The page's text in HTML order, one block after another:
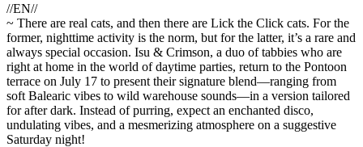
//EN//
~ There are real cats, and then there are Lick the Click cats. For the
former, nighttime activity is the norm, but for the latter, it’s a rare and
always special occasion. Isu & Crimson, a duo of tabbies who are
right at home in the world of daytime parties, return to the Pontoon
terrace on July 17 to present their signature blend—ranging from
soft Balearic vibes to wild warehouse sounds—in a version tailored
for after dark. Instead of purring, expect an enchanted disco,
undulating vibes, and a mesmerizing atmosphere on a suggestive
Saturday night!